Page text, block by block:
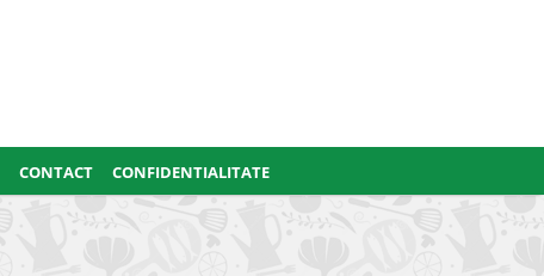
CONTACT CONFIDENTIALITATE